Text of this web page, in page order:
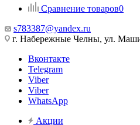
Сравнение товаров0
s783387@yandex.ru
г. Набережные Челны, ул.
Вконтакте
Telegram
Viber
Viber
WhatsApp
Акции